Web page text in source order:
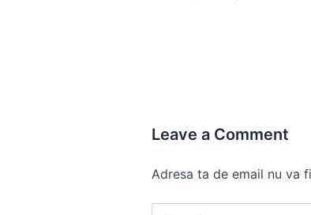
Leave a Comment
Adresa ta de email nu va